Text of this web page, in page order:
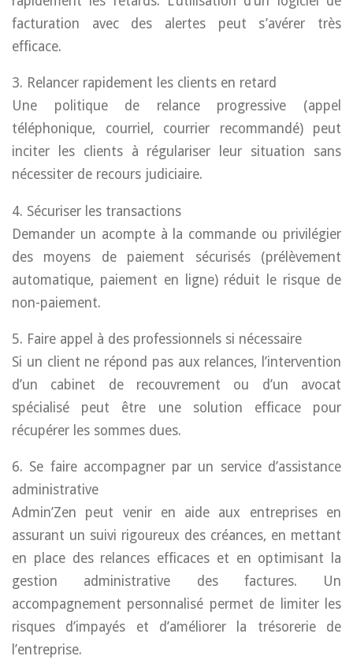
facturation avec des alertes peut s’avérer très
efficace.
3. Relancer rapidement les clients en retard
Une politique de relance progressive (appel
téléphonique, courriel, courrier recommandé) peut
inciter les clients à régulariser leur situation sans
nécessiter de recours judiciaire.
4. Sécuriser les transactions
Demander un acompte à la commande ou privilégier
des moyens de paiement sécurisés (prélèvement
automatique, paiement en ligne) réduit le risque de
non-paiement.
5. Faire appel à des professionnels si nécessaire
Si un client ne répond pas aux relances, l’intervention
d’un cabinet de recouvrement ou d’un avocat
spécialisé peut être une solution efficace pour
récupérer les sommes dues.
6. Se faire accompagner par un service d’assistance
administrative
Admin’Zen peut venir en aide aux entreprises en
assurant un suivi rigoureux des créances, en mettant
en place des relances efficaces et en optimisant la
gestion administrative des factures. Un
accompagnement personnalisé permet de limiter les
risques d’impayés et d’améliorer la trésorerie de
l’entreprise.